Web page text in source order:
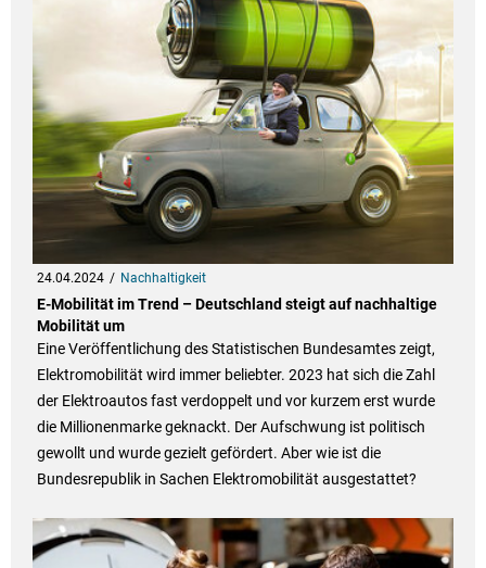
24.04.2024 Nachhaltigkeit
E-Mobilität im Trend – Deutschland steigt auf nachhaltige
Mobilität um
Eine Veröffentlichung des Statistischen Bundesamtes zeigt,
Elektromobilität wird immer beliebter. 2023 hat sich die Zahl
der Elektroautos fast verdoppelt und vor kurzem erst wurde
die Millionenmarke geknackt. Der Aufschwung ist politisch
gewollt und wurde gezielt gefördert. Aber wie ist die
Bundesrepublik in Sachen Elektromobilität ausgestattet?